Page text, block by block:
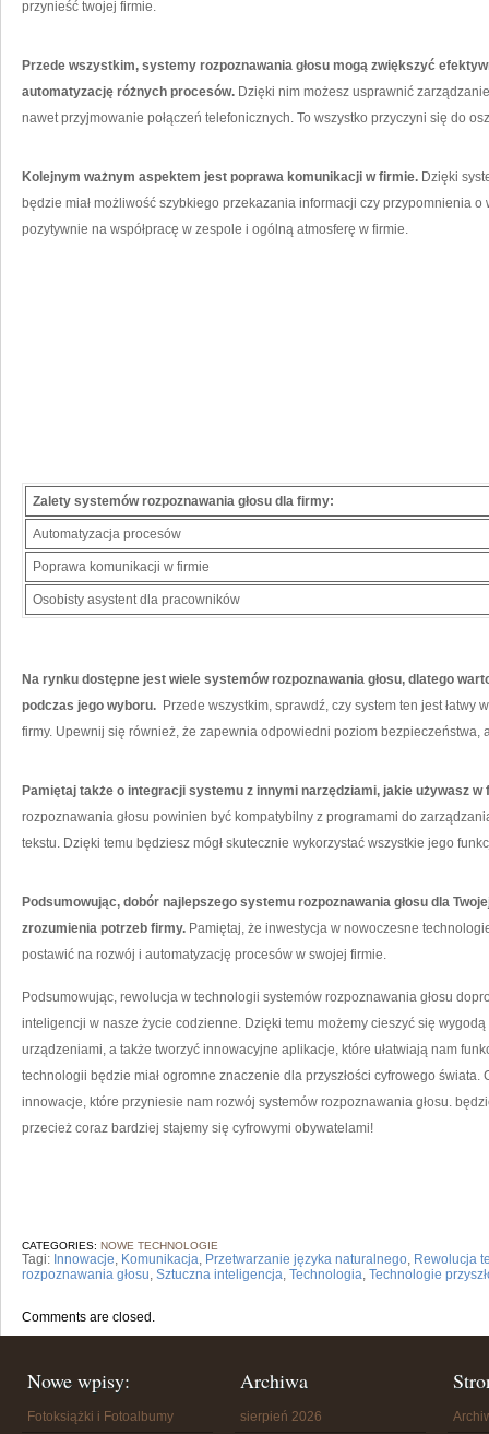
przynieść twojej firmie.
Przede wszystkim, systemy rozpoznawania ⁢głosu mogą zwiększyć
automatyzację różnych procesów. Dzięki nim możesz usprawnić
⁣nawet przyjmowanie połączeń telefonicznych. To wszystko przyczyni się do
Kolejnym ważnym aspektem jest poprawa komunikacji ⁢w firmie. ⁣Dzięki
będzie miał możliwość szybkiego ⁢przekazania informacji czy przypomnienia ‌o
pozytywnie na‍ współpracę⁣ w zespole ⁤i ogólną ​atmosferę w firmie.
Zalety⁢ systemów rozpoznawania głosu dla firmy:
Automatyzacja procesów
Poprawa komunikacji w⁤ firmie
Osobisty asystent dla pracowników
Na rynku dostępne jest wiele systemów rozpoznawania głosu, dlatego
podczas jego wyboru.
Przede wszystkim, sprawdź, czy system ten jest łatwy
firmy. ​Upewnij się również, że zapewnia odpowiedni poziom bezpieczeństwa,
Pamiętaj także o​ integracji systemu z innymi narzędziami, jakie używasz w
rozpoznawania ⁣głosu​ powinien być kompatybilny z programami do
tekstu. Dzięki temu będziesz​ mógł skutecznie wykorzystać wszystkie jego
Podsumowując, dobór najlepszego systemu rozpoznawania głosu dla
zrozumienia potrzeb firmy. Pamiętaj, że inwestycja w nowoczesne
postawić ⁣na rozwój i automatyzację procesów w swojej firmie.
Podsumowując, rewolucja w ⁣technologii systemów rozpoznawania głosu
inteligencji w nasze życie codzienne. Dzięki temu możemy cieszyć się
urządzeniami, a także tworzyć innowacyjne aplikacje, które ułatwiają nam
⁢technologii będzie miał ogromne znaczenie dla przyszłości ⁢cyfrowego
innowacje, które przyniesie nam rozwój​ systemów rozpoznawania głosu.
⁣przecież coraz bardziej stajemy się ‍cyfrowymi⁣ obywatelami!
CATEGORIES: NOWE TECHNOLOGIE
Tagi: Innowacje, Komunikacja, Przetwarzanie języka naturalnego, Rewolucja
rozpoznawania głosu, Sztuczna inteligencja, Technologia, Technologie
Comments are closed.
Nowe wpisy:
Fotoksiążki i Fotoalbumy
Archiwa
sierpień 2026